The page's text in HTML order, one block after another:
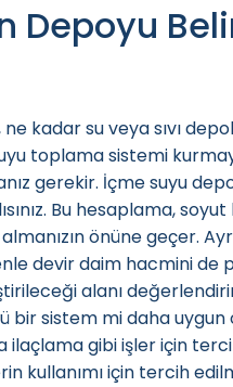
Depoyu
kadar su veya sıvı
toplama sistemi
gerekir. İçme suyu
Bu hesaplama,
önüne geçer.
devir daim hacmini de
alanı
bir sistem mi daha
ilaçlama gibi işler için
kullanımı için tercih